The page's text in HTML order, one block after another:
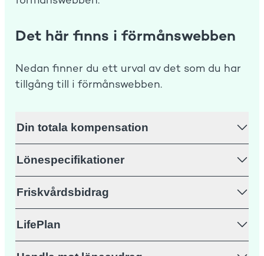
Det här finns i förmånswebben
Nedan finner du ett urval av det som du har
tillgång till i förmånswebben.
Din totala kompensation
Lönespecifikationer
Friskvårdsbidrag
LifePlan